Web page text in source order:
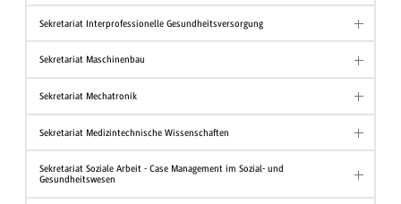
Sekretariat Interprofessionelle Gesundheitsversorgung
Sekretariat Maschinenbau
Sekretariat Mechatronik
Sekretariat Medizintechnische Wissenschaften
Sekretariat Soziale Arbeit - Case Management im Sozial- und
Gesundheitswesen